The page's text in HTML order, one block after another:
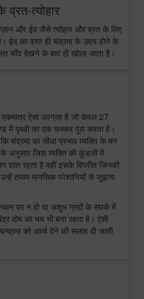
त्योहार
और ईद जैसे त्योहार और व्रत के लिए
ईद का व्रत ही चंद्रमा के उदय होने के
चाँद देखने के बाद ही खोला जाता है।
एकमात्र ऐसा उपग्रह है जो केवल 27
में पृथ्वी का एक चक्कर पूरा करता है।
चंद्रमा का सीधा प्रभाव व्यक्ति के मन
अनुसार जिस व्यक्ति की कुंडली में
शांत रहता है वहीं इसके विपरीत जिनकी
तमाम मानसिक परेशानियों से जूझना
पर न हो या अशुभ ग्रहों के संपर्क में
दोष का भय भी बना रहता है। ऐसी
को अर्घ्य देने की सलाह दी जाती